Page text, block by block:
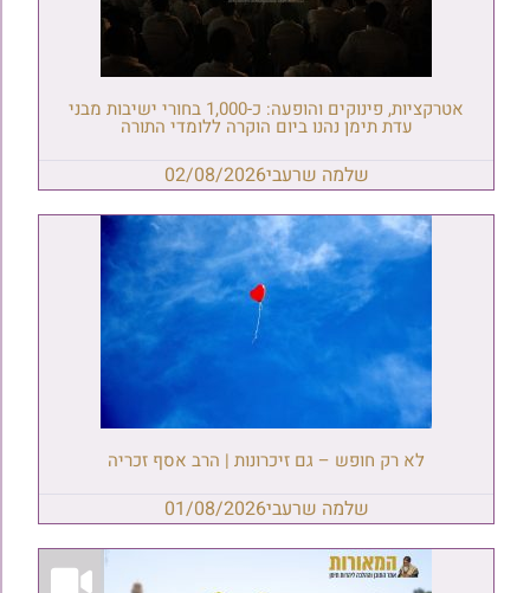
אטרקציות, פינוקים והופעה: כ-1,000 בחורי ישיבות מבני
עדת תימן נהנו ביום הוקרה ללומדי התורה
שלמה שרעבי02/08/2026
לא רק חופש – גם זיכרונות | הרב אסף זכריה
שלמה שרעבי01/08/2026